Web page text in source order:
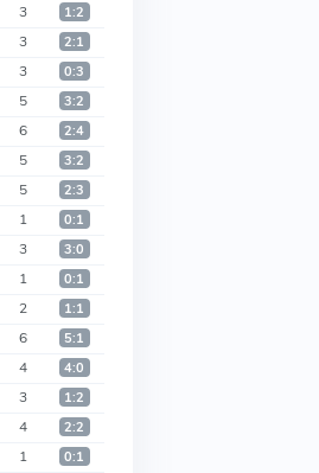
3 1:2
3 2:1
3 0:3
5 3:2
6 2:4
5 3:2
5 2:3
1 0:1
3 3:0
1 0:1
2 1:1
6 5:1
4 4:0
3 1:2
4 2:2
1 0:1